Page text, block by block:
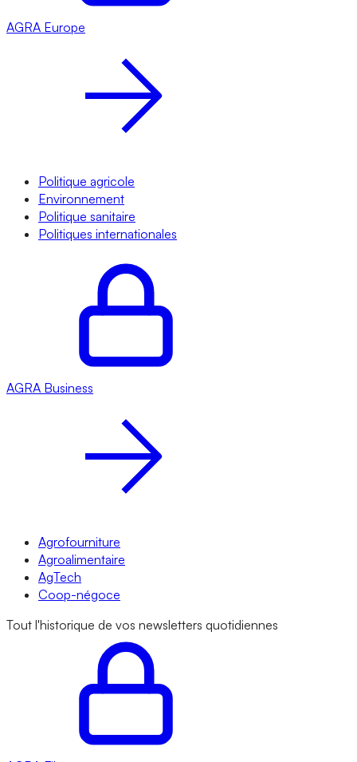
AGRA Europe
Politique agricole
Environnement
Politique sanitaire
Politiques internationales
AGRA Business
Agrofourniture
Agroalimentaire
AgTech
Coop-négoce
Tout l'historique de vos newsletters quotidiennes